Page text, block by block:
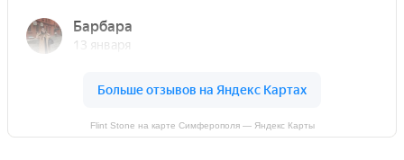
Flint Stone на карте Симферополя — Яндекс Карты